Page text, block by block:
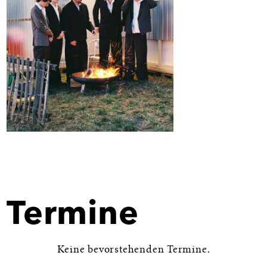
Termine
Keine bevorstehenden Termine.